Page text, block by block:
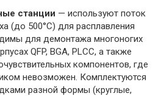
станции — используют поток
(до 500°C) для расплавления
для демонтажа многоногих
QFP, BGA, PLCC, а также
компонентов, где
невозможен. Комплектуются
разной формы (круглые,